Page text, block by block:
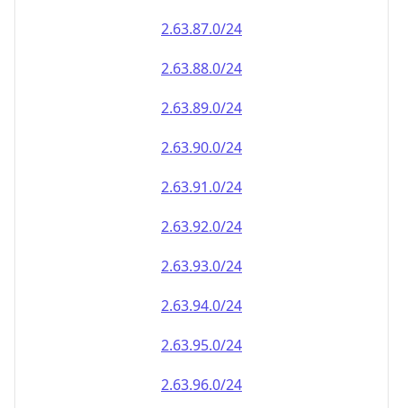
2.63.87.0/24
2.63.88.0/24
2.63.89.0/24
2.63.90.0/24
2.63.91.0/24
2.63.92.0/24
2.63.93.0/24
2.63.94.0/24
2.63.95.0/24
2.63.96.0/24